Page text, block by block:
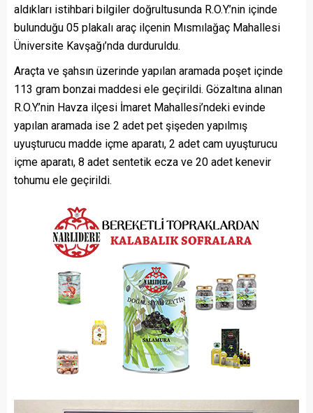
aldıkları istihbari bilgiler doğrultusunda R.O.Y.’nin içinde
bulunduğu 05 plakalı araç ilçenin Mısmılağaç Mahallesi
Üniversite Kavşağı’nda durduruldu.
Araçta ve şahsın üzerinde yapılan aramada poşet içinde
113 gram bonzai maddesi ele geçirildi. Gözaltına alınan
R.O.Y.’nin Havza ilçesi İmaret Mahallesi’ndeki evinde
yapılan aramada ise 2 adet pet şişeden yapılmış
uyuşturucu madde içme aparatı, 2 adet cam uyuşturucu
içme aparatı, 8 adet sentetik ecza ve 20 adet kenevir
tohumu ele geçirildi.